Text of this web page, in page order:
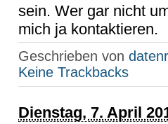
sein. Wer gar nicht
mich ja kontaktieren.
Geschrieben von
Keine Trackbacks
Dienstag, 7. April